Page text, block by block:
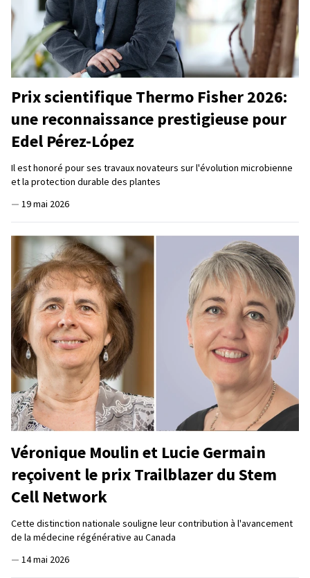
Prix scientifique Thermo Fisher 2026:
une reconnaissance prestigieuse pour
Edel Pérez-López
Il est honoré pour ses travaux novateurs sur l'évolution microbienne
et la protection durable des plantes
— 19 mai 2026
Véronique Moulin et Lucie Germain
reçoivent le prix Trailblazer du Stem
Cell Network
Cette distinction nationale souligne leur contribution à l'avancement
de la médecine régénérative au Canada
— 14 mai 2026